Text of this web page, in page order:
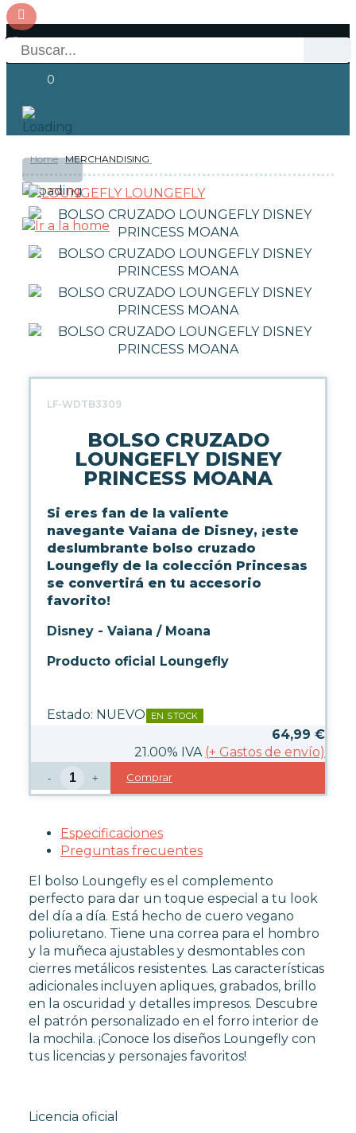
0
Acceso
OFERTAS
RESERVAS
NOVEDADES
FUNKO POP!
COLECCIONISMO
CARTAS TCG
MERCHANDISING
HOGAR
MODA
REGALOS FRIKIS
JUEGOS
OUTLET
Home MERCHANDISING
LOUNGEFLY
LF-WDTB3309
BOLSO CRUZADO
LOUNGEFLY DISNEY
PRINCESS MOANA
Si eres fan de la valiente
navegante Vaiana de Disney, ¡este
deslumbrante bolso cruzado
Loungefly de la colección Princesas
se convertirá en tu accesorio
favorito!
Disney - Vaiana / Moana
Producto oficial Loungefly
Estado: NUEVO EN STOCK
64,99 €
21.00% IVA (+ Gastos de envío)
- + Comprar
Especificaciones
Preguntas frecuentes
El bolso Loungefly es el complemento
perfecto para dar un toque especial a tu look
del día a día. Está hecho de cuero vegano
poliuretano. Tiene una correa para el hombro
y la muñeca ajustables y desmontables con
cierres metálicos resistentes. Las características
adicionales incluyen apliques, grabados, brillo
en la oscuridad y detalles impresos. Descubre
el patrón personalizado en el forro interior de
la mochila. ¡Conoce los diseños Loungefly con
tus licencias y personajes favoritos!
Licencia oficial